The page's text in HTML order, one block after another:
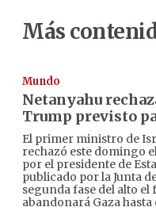
Más
Mundo
Netanyahu
Trump previsto
El primer ministro de
rechazó este domingo
por el presidente de
publicado por la Junta
segunda fase del alto
abandonará Gaza hasta